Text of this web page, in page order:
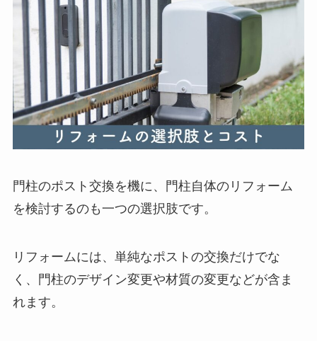
門柱のポスト交換を機に、門柱自体のリフォーム
を検討するのも一つの選択肢です。
リフォームには、単純なポストの交換だけでな
く、門柱のデザイン変更や材質の変更などが含ま
れます。